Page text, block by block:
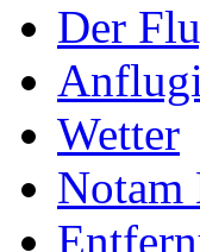
Der
Wetter
Notam